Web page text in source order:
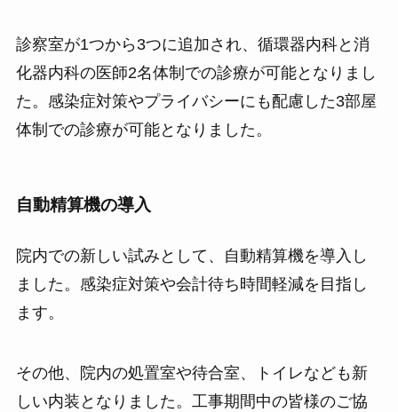
診察室が1つから3つに追加され、循環器内科と消
化器内科の医師2名体制での診療が可能となりまし
た。感染症対策やプライバシーにも配慮した3部屋
体制での診療が可能となりました。
自動精算機の導入
院内での新しい試みとして、自動精算機を導入し
ました。感染症対策や会計待ち時間軽減を目指し
ます。
その他、院内の処置室や待合室、トイレなども新
しい内装となりました。工事期間中の皆様のご協